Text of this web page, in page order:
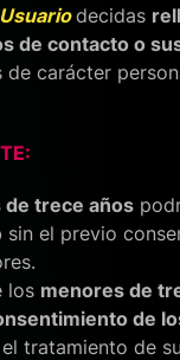
Usuario decidas
de contacto o
de carácter
de trece años
sin el previo
los menores de
de
tratamiento de